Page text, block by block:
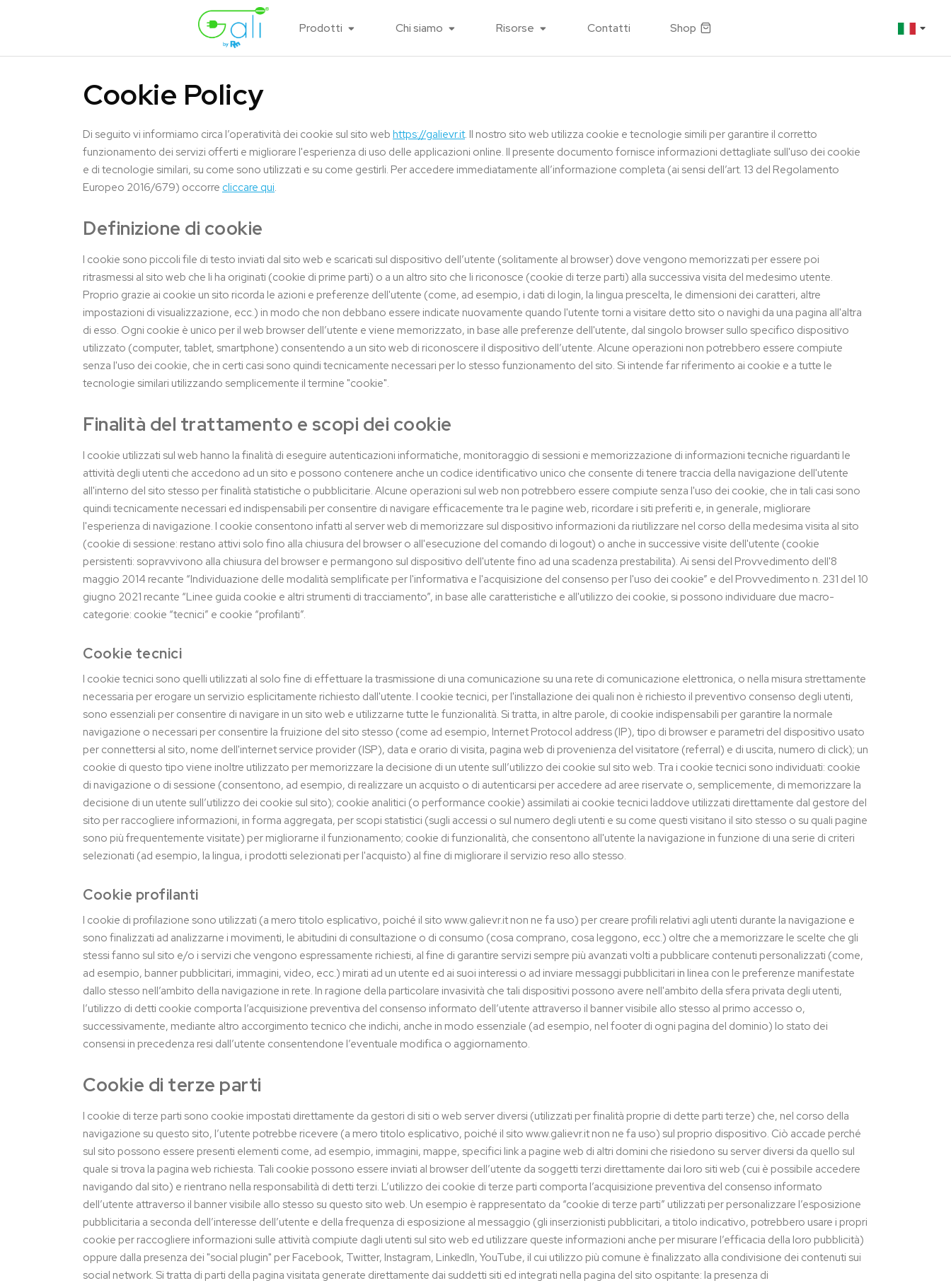
Prodotti Chi siamo Risorse Contatti Shop
Cookie Policy
Di seguito vi informiamo circa l’operatività dei cookie sul sito web https://galievr.it. Il nostro sito web utilizza cookie e tecnologie simili per garantire il corretto
funzionamento dei servizi offerti e migliorare l'esperienza di uso delle applicazioni online. Il presente documento fornisce informazioni dettagliate sull'uso dei cookie
e di tecnologie similari, su come sono utilizzati e su come gestirli. Per accedere immediatamente all’informazione completa (ai sensi dell’art. 13 del Regolamento
Europeo 2016/679) occorre cliccare qui.
Definizione di cookie
I cookie sono piccoli file di testo inviati dal sito web e scaricati sul dispositivo dell’utente (solitamente al browser) dove vengono memorizzati per essere poi
ritrasmessi al sito web che li ha originati (cookie di prime parti) o a un altro sito che li riconosce (cookie di terze parti) alla successiva visita del medesimo utente.
Proprio grazie ai cookie un sito ricorda le azioni e preferenze dell'utente (come, ad esempio, i dati di login, la lingua prescelta, le dimensioni dei caratteri, altre
impostazioni di visualizzazione, ecc.) in modo che non debbano essere indicate nuovamente quando l'utente torni a visitare detto sito o navighi da una pagina all'altra
di esso. Ogni cookie è unico per il web browser dell’utente e viene memorizzato, in base alle preferenze dell'utente, dal singolo browser sullo specifico dispositivo
utilizzato (computer, tablet, smartphone) consentendo a un sito web di riconoscere il dispositivo dell’utente. Alcune operazioni non potrebbero essere compiute
senza l'uso dei cookie, che in certi casi sono quindi tecnicamente necessari per lo stesso funzionamento del sito. Si intende far riferimento ai cookie e a tutte le
tecnologie similari utilizzando semplicemente il termine "cookie".
Finalità del trattamento e scopi dei cookie
I cookie utilizzati sul web hanno la finalità di eseguire autenticazioni informatiche, monitoraggio di sessioni e memorizzazione di informazioni tecniche riguardanti le
attività degli utenti che accedono ad un sito e possono contenere anche un codice identificativo unico che consente di tenere traccia della navigazione dell'utente
all'interno del sito stesso per finalità statistiche o pubblicitarie. Alcune operazioni sul web non potrebbero essere compiute senza l'uso dei cookie, che in tali casi sono
quindi tecnicamente necessari ed indispensabili per consentire di navigare efficacemente tra le pagine web, ricordare i siti preferiti e, in generale, migliorare
l'esperienza di navigazione. I cookie consentono infatti al server web di memorizzare sul dispositivo informazioni da riutilizzare nel corso della medesima visita al sito
(cookie di sessione: restano attivi solo fino alla chiusura del browser o all'esecuzione del comando di logout) o anche in successive visite dell'utente (cookie
persistenti: sopravvivono alla chiusura del browser e permangono sul dispositivo dell'utente fino ad una scadenza prestabilita). Ai sensi del Provvedimento dell'8
maggio 2014 recante “Individuazione delle modalità semplificate per l'informativa e l'acquisizione del consenso per l'uso dei cookie” e del Provvedimento n. 231 del 10
giugno 2021 recante “Linee guida cookie e altri strumenti di tracciamento”, in base alle caratteristiche e all'utilizzo dei cookie, si possono individuare due macro-
categorie: cookie “tecnici” e cookie “profilanti”.
Cookie tecnici
I cookie tecnici sono quelli utilizzati al solo fine di effettuare la trasmissione di una comunicazione su una rete di comunicazione elettronica, o nella misura strettamente
necessaria per erogare un servizio esplicitamente richiesto dall'utente. I cookie tecnici, per l'installazione dei quali non è richiesto il preventivo consenso degli utenti,
sono essenziali per consentire di navigare in un sito web e utilizzarne tutte le funzionalità. Si tratta, in altre parole, di cookie indispensabili per garantire la normale
navigazione o necessari per consentire la fruizione del sito stesso (come ad esempio, Internet Protocol address (IP), tipo di browser e parametri del dispositivo usato
per connettersi al sito, nome dell'internet service provider (ISP), data e orario di visita, pagina web di provenienza del visitatore (referral) e di uscita, numero di click); un
cookie di questo tipo viene inoltre utilizzato per memorizzare la decisione di un utente sull’utilizzo dei cookie sul sito web. Tra i cookie tecnici sono individuati: cookie
di navigazione o di sessione (consentono, ad esempio, di realizzare un acquisto o di autenticarsi per accedere ad aree riservate o, semplicemente, di memorizzare la
decisione di un utente sull’utilizzo dei cookie sul sito); cookie analitici (o performance cookie) assimilati ai cookie tecnici laddove utilizzati direttamente dal gestore del
sito per raccogliere informazioni, in forma aggregata, per scopi statistici (sugli accessi o sul numero degli utenti e su come questi visitano il sito stesso o su quali pagine
sono più frequentemente visitate) per migliorarne il funzionamento; cookie di funzionalità, che consentono all'utente la navigazione in funzione di una serie di criteri
selezionati (ad esempio, la lingua, i prodotti selezionati per l'acquisto) al fine di migliorare il servizio reso allo stesso.
Cookie profilanti
I cookie di profilazione sono utilizzati (a mero titolo esplicativo, poiché il sito www.galievr.it non ne fa uso) per creare profili relativi agli utenti durante la navigazione e
sono finalizzati ad analizzarne i movimenti, le abitudini di consultazione o di consumo (cosa comprano, cosa leggono, ecc.) oltre che a memorizzare le scelte che gli
stessi fanno sul sito e/o i servizi che vengono espressamente richiesti, al fine di garantire servizi sempre più avanzati volti a pubblicare contenuti personalizzati (come,
ad esempio, banner pubblicitari, immagini, video, ecc.) mirati ad un utente ed ai suoi interessi o ad inviare messaggi pubblicitari in linea con le preferenze manifestate
dallo stesso nell’ambito della navigazione in rete. In ragione della particolare invasività che tali dispositivi possono avere nell'ambito della sfera privata degli utenti,
l’utilizzo di detti cookie comporta l’acquisizione preventiva del consenso informato dell’utente attraverso il banner visibile allo stesso al primo accesso o,
successivamente, mediante altro accorgimento tecnico che indichi, anche in modo essenziale (ad esempio, nel footer di ogni pagina del dominio) lo stato dei
consensi in precedenza resi dall’utente consentendone l’eventuale modifica o aggiornamento.
Cookie di terze parti
I cookie di terze parti sono cookie impostati direttamente da gestori di siti o web server diversi (utilizzati per finalità proprie di dette parti terze) che, nel corso della
navigazione su questo sito, l’utente potrebbe ricevere (a mero titolo esplicativo, poiché il sito www.galievr.it non ne fa uso) sul proprio dispositivo. Ciò accade perché
sul sito possono essere presenti elementi come, ad esempio, immagini, mappe, specifici link a pagine web di altri domini che risiedono su server diversi da quello sul
quale si trova la pagina web richiesta. Tali cookie possono essere inviati al browser dell’utente da soggetti terzi direttamente dai loro siti web (cui è possibile accedere
navigando dal sito) e rientrano nella responsabilità di detti terzi. L’utilizzo dei cookie di terze parti comporta l’acquisizione preventiva del consenso informato
dell’utente attraverso il banner visibile allo stesso su questo sito web. Un esempio è rappresentato da “cookie di terze parti” utilizzati per personalizzare l’esposizione
pubblicitaria a seconda dell’interesse dell’utente e della frequenza di esposizione al messaggio (gli inserzionisti pubblicitari, a titolo indicativo, potrebbero usare i propri
cookie per raccogliere informazioni sulle attività compiute dagli utenti sul sito web ed utilizzare queste informazioni anche per misurare l’efficacia della loro pubblicità)
oppure dalla presenza dei "social plugin" per Facebook, Twitter, Instagram, LinkedIn, YouTube, il cui utilizzo più comune è finalizzato alla condivisione dei contenuti sui
social network. Si tratta di parti della pagina visitata generate direttamente dai suddetti siti ed integrati nella pagina del sito ospitante: la presenza di